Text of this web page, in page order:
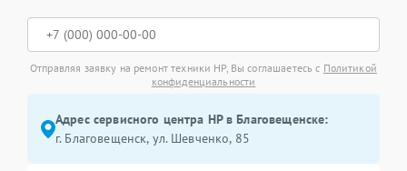
Отправляя заявку на ремонт техники HP, Вы соглашаетесь с Политикой
конфиденциальности
Адрес сервисного центра HP в Благовещенске:
г. Благовещенск, ул. Шевченко, 85